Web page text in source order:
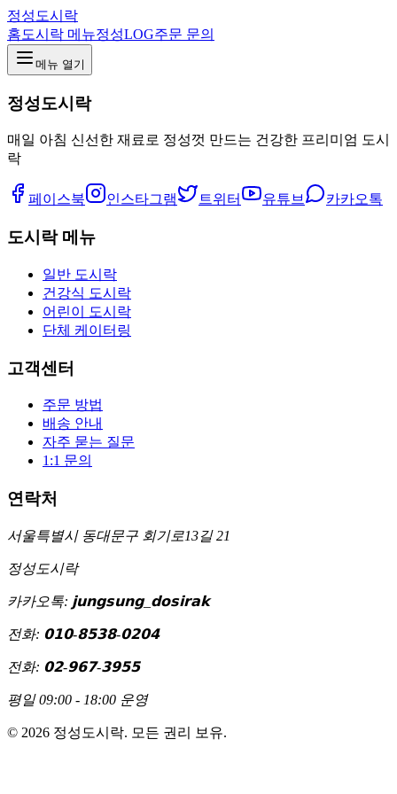
정성도시락
홈도시락 메뉴정성LOG주문 문의
메뉴 열기
정성도시락
매일 아침 신선한 재료로 정성껏 만드는 건강한 프리미엄 도시
락
페이스북 인스타그램 트위터 유튜브 카카오톡
도시락 메뉴
일반 도시락
건강식 도시락
어린이 도시락
단체 케이터링
고객센터
주문 방법
배송 안내
자주 묻는 질문
1:1 문의
연락처
서울특별시 동대문구 회기로13길 21
정성도시락
카카오톡: 𝗷𝘂𝗻𝗴𝘀𝘂𝗻𝗴_𝗱𝗼𝘀𝗶𝗿𝗮𝗸
전화: 𝟬𝟭𝟬-𝟴𝟱𝟯𝟴-𝟬𝟮𝟬𝟰
전화: 𝟬𝟮-𝟵𝟲𝟳-𝟯𝟵𝟱𝟱
평일 09:00 - 18:00 운영
© 2026 정성도시락. 모든 권리 보유.